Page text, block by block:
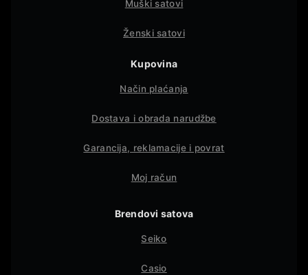
Muški satovi
Ženski satovi
Kupovina
Način plaćanja
Dostava i obrada narudžbe
Garancija, reklamacije i povrat
Moj račun
Brendovi satova
Seiko
Casio